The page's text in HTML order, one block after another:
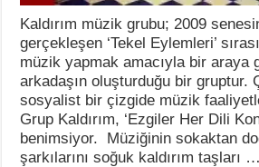
Kaldırım müzik grubu; 2009
gerçekleşen ‘Tekel Eylemleri’
müzik yapmak amacıyla bir araya
arkadaşın oluşturduğu bir gruptur.
sosyalist bir çizgide müzik
Grup Kaldırım, ‘Ezgiler Her Dili
benimsiyor. Müziğinin sokaktan
şarkılarını soğuk kaldırım taşları …